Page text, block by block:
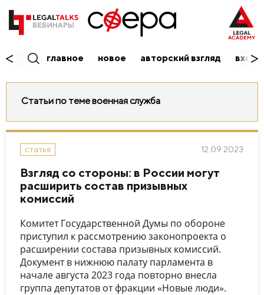
главное новое авторский взгляд вход/
Статьи по теме военная служба
статья 12.09.2023
Взгляд со стороны: в России могут
расширить состав призывных
комиссий
Комитет Государственной Думы по обороне
приступил к рассмотрению законопроекта о
расширении состава призывных комиссий.
Документ в нижнюю палату парламента в
начале августа 2023 года повторно внесла
группа депутатов от фракции «Новые люди».